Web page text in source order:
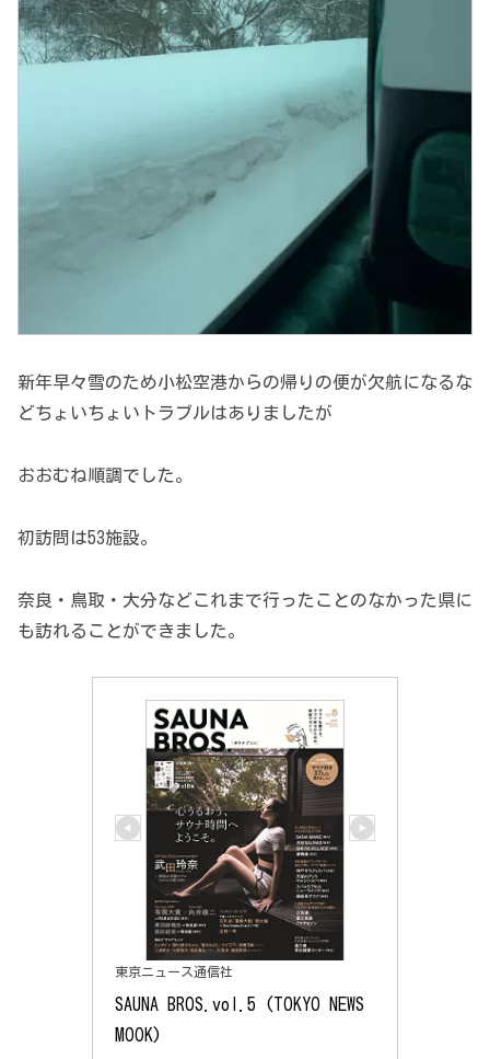
新年早々雪のため小松空港からの帰りの便が欠航になるな
どちょいちょいトラブルはありましたが
おおむね順調でした。
初訪問は53施設。
奈良・鳥取・大分などこれまで行ったことのなかった県に
も訪れることができました。
東京ニュース通信社
SAUNA BROS.vol.5 (TOKYO NEWS
MOOK)